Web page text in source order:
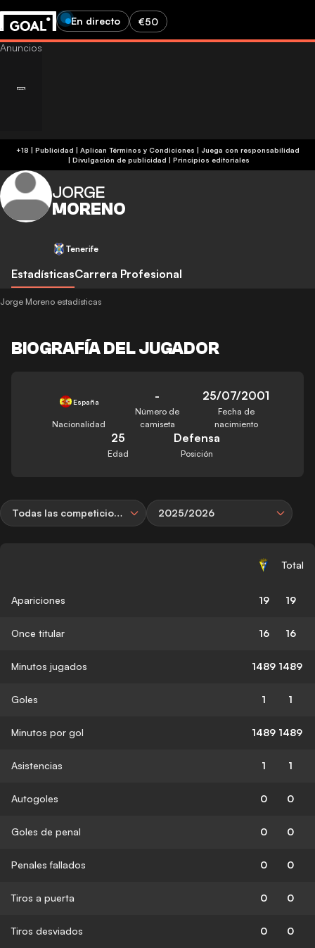
En directo €50
+18 | Publicidad | Aplican Términos y Condiciones | Juega con responsabilidad
| Divulgación de publicidad | Principios editoriales
JORGE
MORENO
Tenerife
EstadísticasCarrera Profesional
Jorge Moreno estadísticas
BIOGRAFÍA DEL JUGADOR
España
Nacionalidad
-
Número de
camiseta
25/07/2001
Fecha de
nacimiento
25
Edad
Defensa
Posición
Todas las competiciones 2025/2026
Total
Apariciones 19 19
Once titular 16 16
Minutos jugados 1489 1489
Goles 1 1
Minutos por gol 1489 1489
Asistencias 1 1
Autogoles 0 0
Goles de penal 0 0
Penales fallados 0 0
Tiros a puerta 0 0
Tiros desviados 0 0